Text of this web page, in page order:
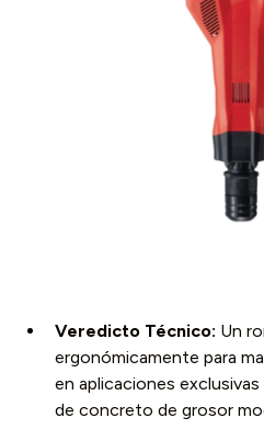
Veredicto Técnico: Un
ergonómicamente para
en aplicaciones
de concreto de grosor